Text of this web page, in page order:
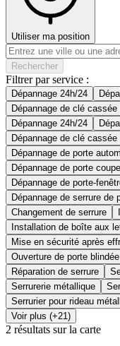
Utiliser ma position
Rechercher
Filtrer par service :
Dépannage 24h/24
Dépannage de clé cassée
Dépannage 24h/24
Dépannage de clé cassée
Dépannage de porte
Dépannage de porte
Dépannage de porte-
Dépannage de serrure de
Changement de serrure
Installation de boîte aux
Mise en sécurité après
Ouverture de porte blindée
Réparation de serrure
Serrurerie métallique
Serrurier pour rideau
Voir plus (+21)
2 résultats sur la carte